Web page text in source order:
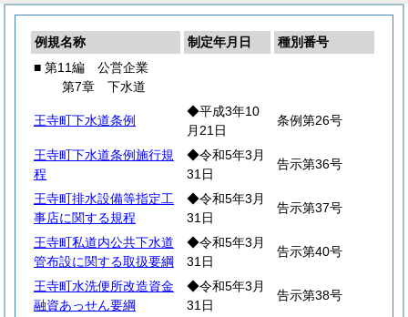
例規名称 制定年月日
種別番号
■ 第11編 公営企業
第7章 下水道
王寺町下水道条例
◆平成3年10
月21日
条例第26号
王寺町下水道条例施行規
程
◆令和5年3月
31日
告示第36号
王寺町排水設備等指定工
事店に関する規程
◆令和5年3月
31日
告示第37号
王寺町私道内公共下水道
管布設に関する取扱要綱
◆令和5年3月
31日
告示第40号
王寺町水洗便所改造資金
融資あっせん要綱
◆令和5年3月
31日
告示第38号